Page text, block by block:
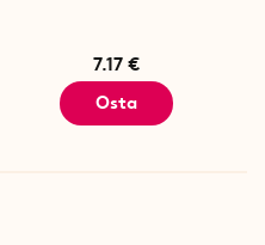
7.17 €
Osta